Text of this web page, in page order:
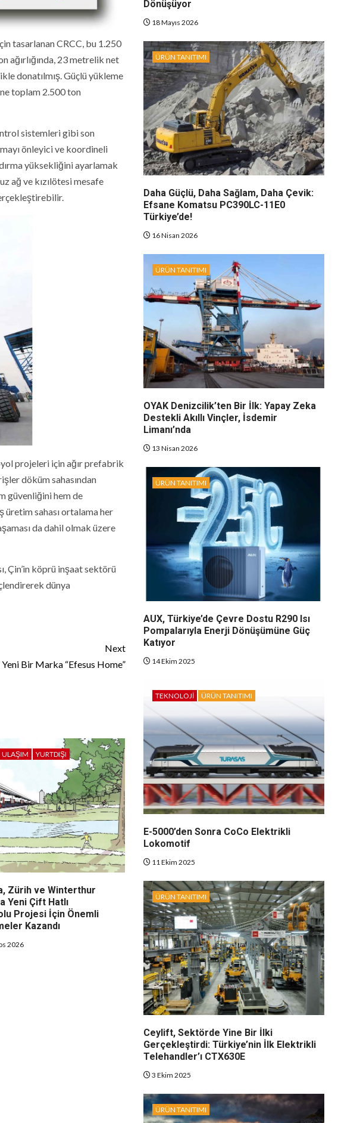
tasarlanan CRCC, bu 1.250
ağırlığında, 23 metrelik net
donatılmış. Güçlü yükleme
toplam 2.500 ton
sistemleri gibi son
önleyici ve koordineli
yüksekliğini ayarlamak
ağ ve kızılötesi mesafe
projeleri için ağır prefabrik
döküm sahasından
güvenliğini hem de
sahası ortalama her
da dahil olmak üzere
Çin’in köprü inşaat sektörü
dünya
Next
Bir Marka “Efesus Home”
ULAŞIM YURTDIŞI
Zürih ve Winterthur
Yeni Çift Hatlı
Projesi İçin Önemli
Kazandı
2026
Dönüşüyor
18 Mayıs 2026
ÜRÜN TANITIMI
Daha Güçlü, Daha Sağlam, Daha Çevik:
Efsane Komatsu PC390LC-11E0
Türkiye’de!
16 Nisan 2026
ÜRÜN TANITIMI
OYAK Denizcilik’ten Bir İlk: Yapay Zeka
Destekli Akıllı Vinçler, İsdemir
Limanı’nda
13 Nisan 2026
ÜRÜN TANITIMI
AUX, Türkiye’de Çevre Dostu R290 Isı
Pompalarıyla Enerji Dönüşümüne Güç
Katıyor
14 Ekim 2025
TEKNOLOJI ÜRÜN TANITIMI
E-5000’den Sonra CoCo Elektrikli
Lokomotif
11 Ekim 2025
ÜRÜN TANITIMI
Ceylift, Sektörde Yine Bir İlki
Gerçekleştirdi: Türkiye’nin İlk Elektrikli
Telehandler’ı CTX630E
3 Ekim 2025
ÜRÜN TANITIMI